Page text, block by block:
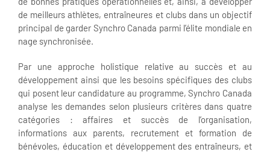
de meilleurs athlètes, entraîneures et clubs dans un objectif
principal de garder Synchro Canada parmi l’élite mondiale en
nage synchronisée.
Par une approche holistique relative au succès et au
développement ainsi que les besoins spécifiques des clubs
qui posent leur candidature au programme, Synchro Canada
analyse les demandes selon plusieurs critères dans quatre
catégories : affaires et succès de l’organisation,
informations aux parents, recrutement et formation de
bénévoles, éducation et développement des entraîneurs, et